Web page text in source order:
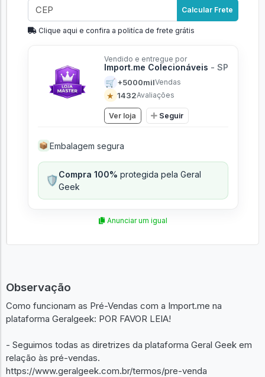
Calcular Frete
Clique aqui e confira a politíca de frete grátis
Vendido e entregue por
Import.me Colecionáveis - SP
🛒 +5000milVendas
★ 1432Avaliações
Ver loja Seguir
📦 Embalagem segura
🛡️Compra 100% protegida pela Geral
Geek
Anunciar um igual
Observação
Como funcionam as Pré-Vendas com a Import.me na
plataforma Geralgeek: POR FAVOR LEIA!
- Seguimos todas as diretrizes da plataforma Geral Geek em
relação às pré-vendas.
https://www.geralgeek.com.br/termos/pre-venda